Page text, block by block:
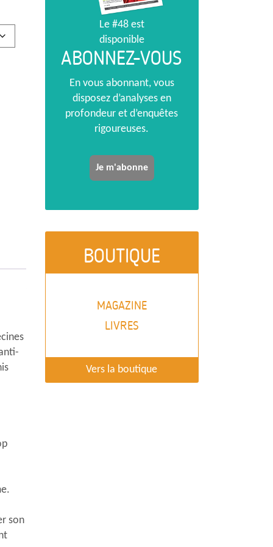
son
Le #48 est
disponible
ABONNEZ-VOUS
En vous abonnant, vous
disposez d’analyses en
profondeur et d’enquêtes
rigoureuses.
Je m'abonne
BOUTIQUE
MAGAZINE
LIVRES
Vers la boutique